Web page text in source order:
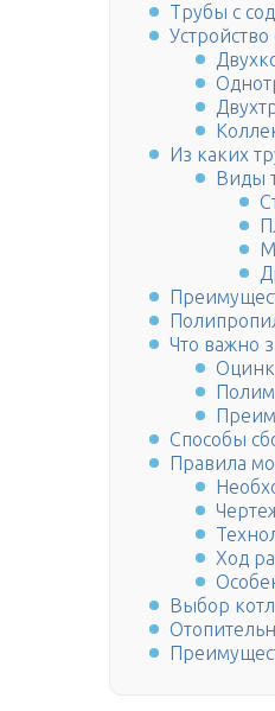
Трубы с
Из каких
Виды
Что важно
Способы
Правила
Ход
Выбор